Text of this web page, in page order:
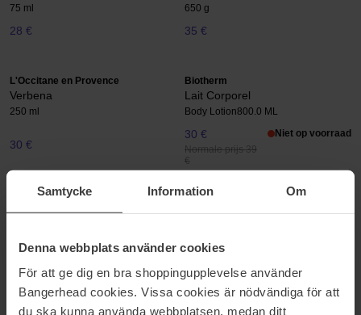
Samtycke Information Om
Denna webbplats använder cookies
För att ge dig en bra shoppingupplevelse använder
Bangerhead cookies. Vissa cookies är nödvändiga för att
du ska kunna använda webbplatsen, medan ditt
75 ml
28 €
650 g
35 €
L'Occitane en Provence
Verbena
250 ml
30 €
Biotherm
Lait Corporel
Body Lotion800.0 ML
30 €
Normale prijs 39
€
Niet op voorraad
N°10 Body Lotion With
Maria Åkerberg
Maria Åkerberg L'Occitane en Provence